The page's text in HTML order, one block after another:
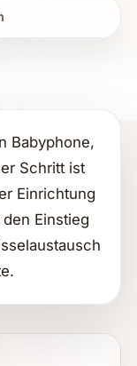
Babyphone,
Schritt ist
Einrichtung
Einstieg